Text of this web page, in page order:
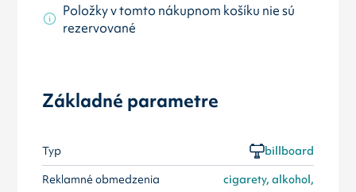
Položky v tomto nákupnom košíku nie sú
rezervované
Základné parametre
Typ
billboard
Reklamné obmedzenia
cigarety, alkohol,